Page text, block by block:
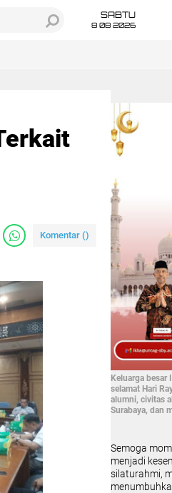
SABTU
8 08 2026
Komentar ()
Keluarga besar
selamat Hari
alumni, civitas
Surabaya, dan
Semoga
menjadi
silaturahmi,